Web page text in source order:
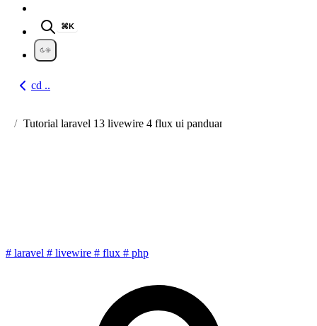
⌘K
cd ..
Go back
Tutorial laravel 13 livewire 4 flux ui panduan lengkap crud
# laravel # livewire # flux # php